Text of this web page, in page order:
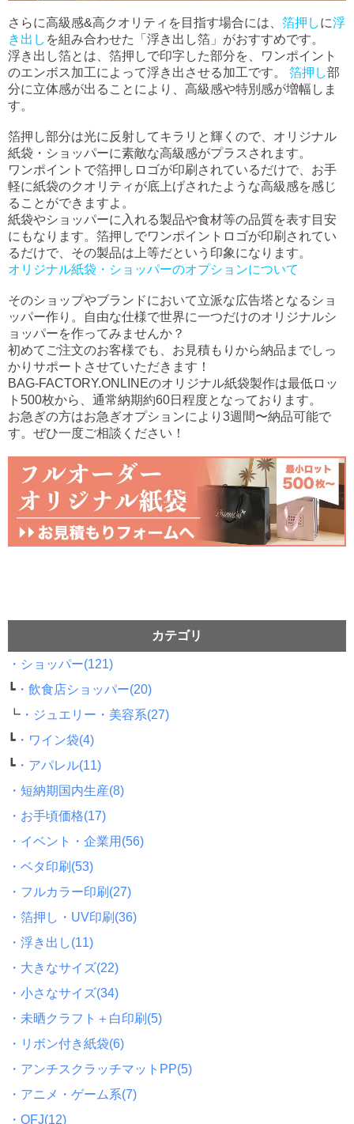
さらに高級感&高クオリティを目指す場合には、 箔押しに浮
き出し を組み合わせた「浮き出し箔」がおすすめです。
浮き出し箔とは、箔押しで印字した部分を、ワンポイント
のエンボス加工によって浮き出させる加工です。 箔押し部
分に立体感が出ることにより、高級感や特別感が増幅しま
す。
箔押し部分は光に反射してキラリと輝くので、オリジナル
紙袋・ショッパーに素敵な高級感がプラスされます。
ワンポイントで箔押しロゴが印刷されているだけで、お手
軽に紙袋のクオリティが底上げされたような高級感を感じ
ることができますよ。
紙袋やショッパーに入れる製品や食材等の品質を表す目安
にもなります。箔押しでワンポイントロゴが印刷されてい
るだけで、その製品は上等だという印象になります。
オリジナル紙袋・ショッパーのオプションについて
そのショップやブランドにおいて立派な広告塔となるショ
ッパー作り。自由な仕様で世界に一つだけのオリジナルシ
ョッパーを作ってみませんか？
初めてご注文のお客様でも、お見積もりから納品までしっ
かりサポートさせていただきます！
BAG-FACTORY.ONLINEのオリジナル紙袋製作は最低ロッ
ト500枚から、通常納期約60日程度となっております。
お急ぎの方はお急ぎオプションにより3週間〜納品可能で
す。ぜひ一度ご相談ください！
カテゴリ
・ショッパー(121)
┗ ・飲食店ショッパー(20)
┗ ・ジュエリー・美容系(27)
┗ ・ワイン袋(4)
┗ ・アパレル(11)
・短納期国内生産(8)
・お手頃価格(17)
・イベント・企業用(56)
・ベタ印刷(53)
・フルカラー印刷(27)
・箔押し・UV印刷(36)
・浮き出し(11)
・大きなサイズ(22)
・小さなサイズ(34)
・未晒クラフト＋白印刷(5)
・リボン付き紙袋(6)
・アンチスクラッチマットPP(5)
・アニメ・ゲーム系(7)
・OFJ(12)